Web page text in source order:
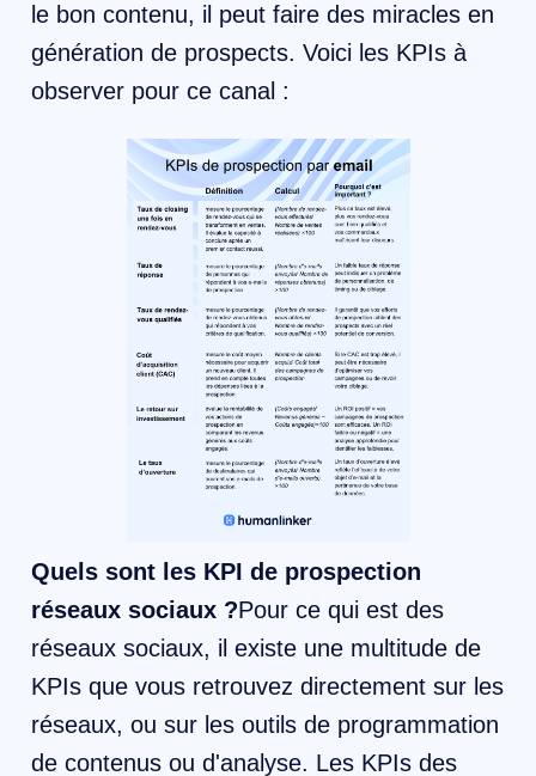
le bon contenu, il peut faire des miracles en
génération de prospects. Voici les KPIs à
observer pour ce canal :
Quels sont les KPI de prospection
réseaux sociaux ?Pour ce qui est des
réseaux sociaux, il existe une multitude de
KPIs que vous retrouvez directement sur les
réseaux, ou sur les outils de programmation
de contenus ou d'analyse. Les KPIs des